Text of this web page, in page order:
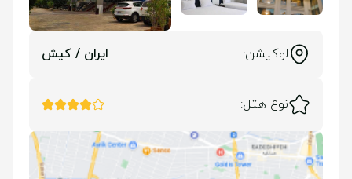
لوکیشن: ایران / کیش
نوع هتل: